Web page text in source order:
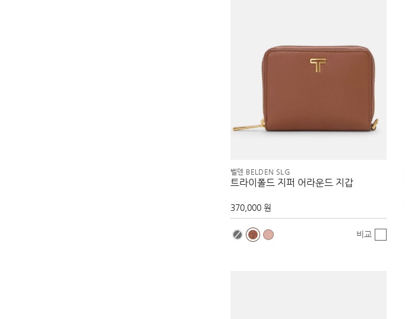
벨덴 BELDEN SLG
트라이폴드 지퍼 어라운드 지갑
370,000 원
비교